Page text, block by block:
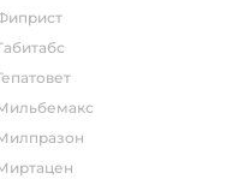
фиприст
габитабс
гепатовет
мильбемакс
милпразон
миртацен